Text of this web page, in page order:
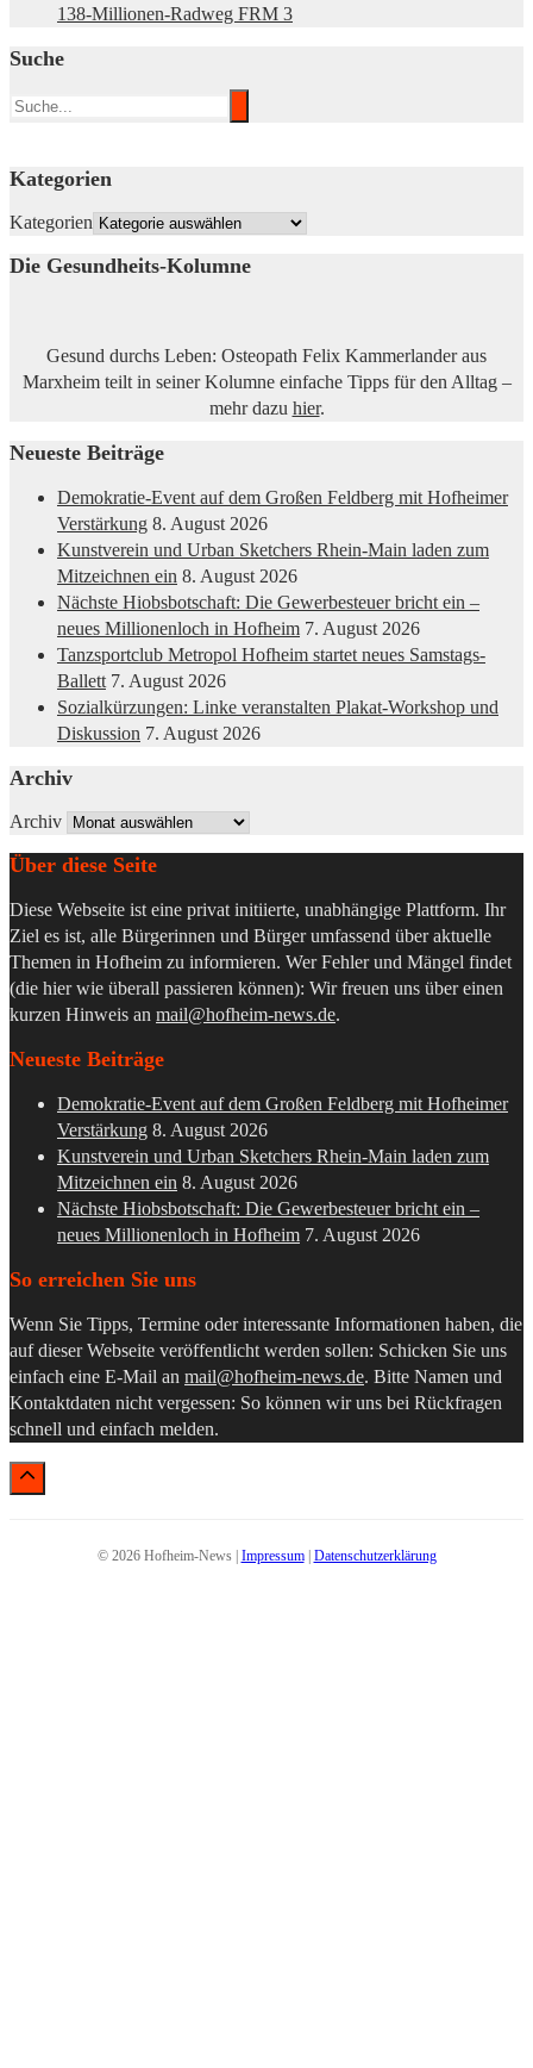
138-Millionen-Radweg FRM 3
Suche
Kategorien
Kategorien
Die Gesundheits-Kolumne
Gesund durchs Leben: Osteopath Felix Kammerlander aus
Marxheim teilt in seiner Kolumne einfache Tipps für den Alltag –
mehr dazu hier.
Neueste Beiträge
Demokratie-Event auf dem Großen Feldberg mit Hofheimer
Verstärkung 8. August 2026
Kunstverein und Urban Sketchers Rhein-Main laden zum
Mitzeichnen ein 8. August 2026
Nächste Hiobsbotschaft: Die Gewerbesteuer bricht ein –
neues Millionenloch in Hofheim 7. August 2026
Tanzsportclub Metropol Hofheim startet neues Samstags-
Ballett 7. August 2026
Sozialkürzungen: Linke veranstalten Plakat-Workshop und
Diskussion 7. August 2026
Archiv
Archiv
Über diese Seite
Diese Webseite ist eine privat initiierte, unabhängige Plattform. Ihr
Ziel es ist, alle Bürgerinnen und Bürger umfassend über aktuelle
Themen in Hofheim zu informieren. Wer Fehler und Mängel findet
(die hier wie überall passieren können): Wir freuen uns über einen
kurzen Hinweis an mail@hofheim-news.de.
Neueste Beiträge
Demokratie-Event auf dem Großen Feldberg mit Hofheimer
Verstärkung 8. August 2026
Kunstverein und Urban Sketchers Rhein-Main laden zum
Mitzeichnen ein 8. August 2026
Nächste Hiobsbotschaft: Die Gewerbesteuer bricht ein –
neues Millionenloch in Hofheim 7. August 2026
So erreichen Sie uns
Wenn Sie Tipps, Termine oder interessante Informationen haben, die
auf dieser Webseite veröffentlicht werden sollen: Schicken Sie uns
einfach eine E-Mail an mail@hofheim-news.de. Bitte Namen und
Kontaktdaten nicht vergessen: So können wir uns bei Rückfragen
schnell und einfach melden.
© 2026 Hofheim-News | Impressum| Datenschutzerklärung